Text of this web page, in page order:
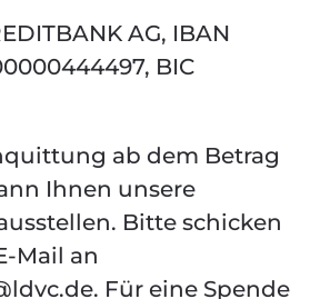
AG, IBAN
BIC
ab dem Betrag
Ihnen unsere
Bitte schicken
Mail an
. Für eine Spende